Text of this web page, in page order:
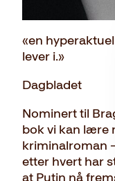
«en
lever i.»
Dagbladet
Nominert til
bok vi kan lære
kriminalroman
etter hvert har
at Putin nå